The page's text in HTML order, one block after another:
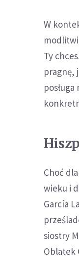
W
Ty
pragnę,
Choć
wieku i
García
siostry
Oblatek